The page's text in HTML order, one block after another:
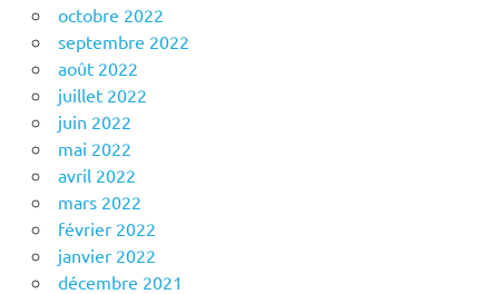
octobre 2022
septembre 2022
août 2022
juillet 2022
juin 2022
mai 2022
avril 2022
mars 2022
février 2022
janvier 2022
décembre 2021